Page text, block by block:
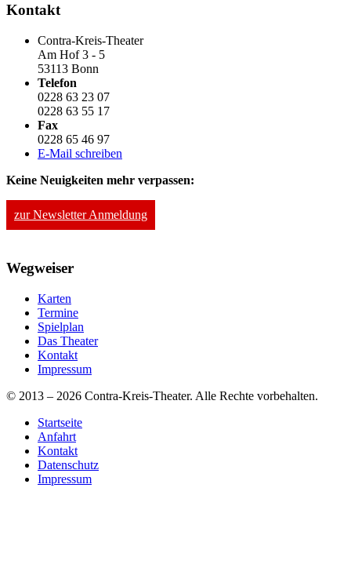
Kontakt
Contra-Kreis-Theater
Am Hof 3 - 5
53113 Bonn
Telefon
0228 63 23 07
0228 63 55 17
Fax
0228 65 46 97
E-Mail schreiben
Keine Neuigkeiten mehr verpassen:
zur Newsletter Anmeldung
Wegweiser
Karten
Termine
Spielplan
Das Theater
Kontakt
Impressum
© 2013 – 2026 Contra-Kreis-Theater. Alle Rechte vorbehalten.
Startseite
Anfahrt
Kontakt
Datenschutz
Impressum